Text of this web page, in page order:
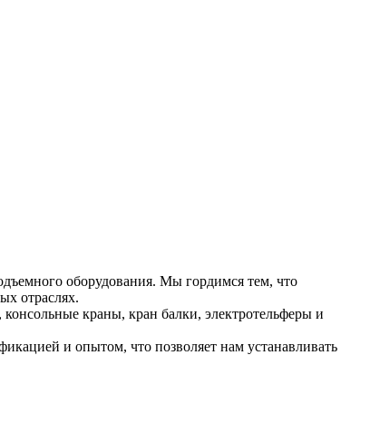
оборудования. Мы гордимся тем, что
отраслях.
краны, кран балки, электротельферы и
и опытом, что позволяет нам устанавливать